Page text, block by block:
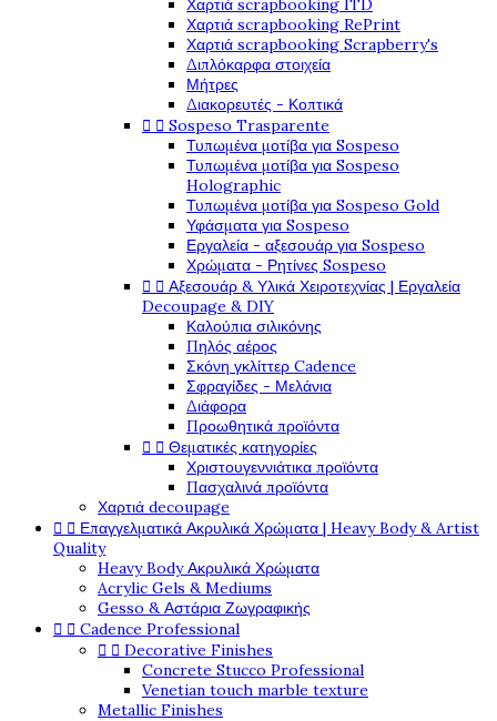
Χαρτιά scrapbooking ITD
Χαρτιά scrapbooking RePrint
Χαρτιά scrapbooking Scrapberry's
Διπλόκαρφα στοιχεία
Μήτρες
Διακορευτές - Κοπτικά
  Sospeso Trasparente
Τυπωμένα μοτίβα για Sospeso
Τυπωμένα μοτίβα για Sospeso
Holographic
Τυπωμένα μοτίβα για Sospeso Gold
Υφάσματα για Sospeso
Εργαλεία - αξεσουάρ για Sospeso
Χρώματα - Ρητίνες Sospeso
  Αξεσουάρ & Υλικά Χειροτεχνίας | Εργαλεία
Decoupage & DIY
Καλούπια σιλικόνης
Πηλός αέρος
Σκόνη γκλίττερ Cadence
Σφραγίδες - Μελάνια
Διάφορα
Προωθητικά προϊόντα
  Θεματικές κατηγορίες
Χριστουγεννιάτικα προϊόντα
Πασχαλινά προϊόντα
Χαρτιά decoupage
  Επαγγελματικά Ακρυλικά Χρώματα | Heavy Body & Artist
Quality
Heavy Body Ακρυλικά Χρώματα
Acrylic Gels & Mediums
Gesso & Αστάρια Ζωγραφικής
  Cadence Professional
  Decorative Finishes
Concrete Stucco Professional
Venetian touch marble texture
Metallic Finishes